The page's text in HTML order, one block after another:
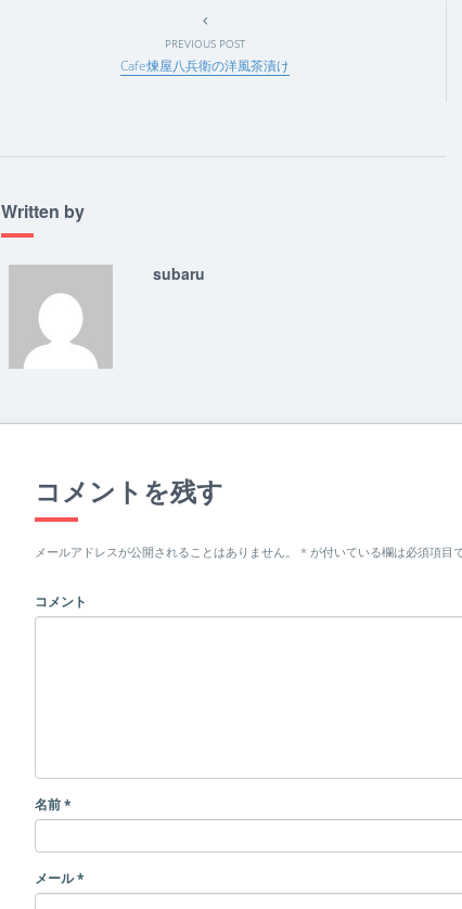
PREVIOUS POST
Cafe煉屋八兵衛の洋風茶漬け
Written by
subaru
コメントを残す
メールアドレスが公開されることはありません。 * が付いている欄は必須項目
コメント
名前*
メール*